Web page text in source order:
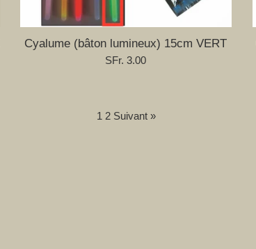
Cyalume (bâton lumineux) 15cm VERT
Prix
SFr. 3.00
1 2 Suivant »